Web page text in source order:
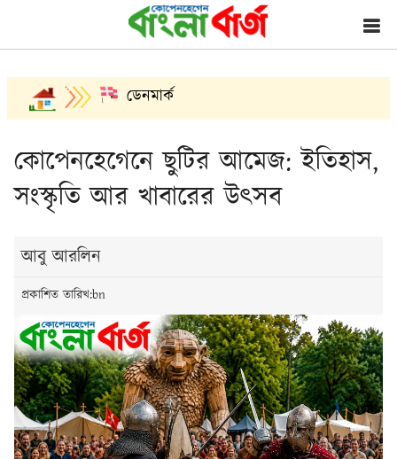
ডেনমার্ক
কোপেনহেগেনে ছুটির আমেজ: ইতিহাস,
সংস্কৃতি আর খাবারের উৎসব
আবু আরলিন
প্রকাশিত তারিখ:bn